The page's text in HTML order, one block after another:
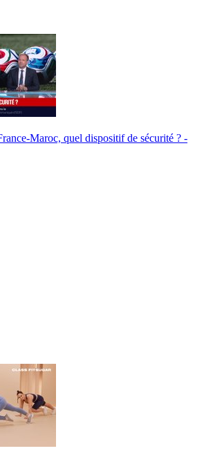
Maroc, quel dispositif de sécurité ? -